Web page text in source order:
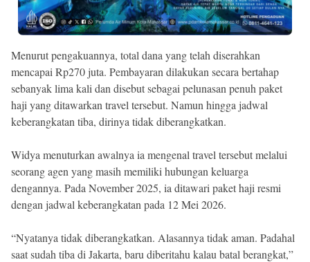
Menurut pengakuannya, total dana yang telah diserahkan
mencapai Rp270 juta. Pembayaran dilakukan secara bertahap
sebanyak lima kali dan disebut sebagai pelunasan penuh paket
haji yang ditawarkan travel tersebut. Namun hingga jadwal
keberangkatan tiba, dirinya tidak diberangkatkan.
Widya menuturkan awalnya ia mengenal travel tersebut melalui
seorang agen yang masih memiliki hubungan keluarga
dengannya. Pada November 2025, ia ditawari paket haji resmi
dengan jadwal keberangkatan pada 12 Mei 2026.
“Nyatanya tidak diberangkatkan. Alasannya tidak aman. Padahal
saat sudah tiba di Jakarta, baru diberitahu kalau batal berangkat,”